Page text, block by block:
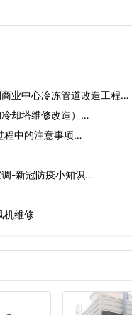
业中心冷冻管道改造工程…
却塔维修改造）…
程中的注意事项…
-新冠防疫小知识…
机维修